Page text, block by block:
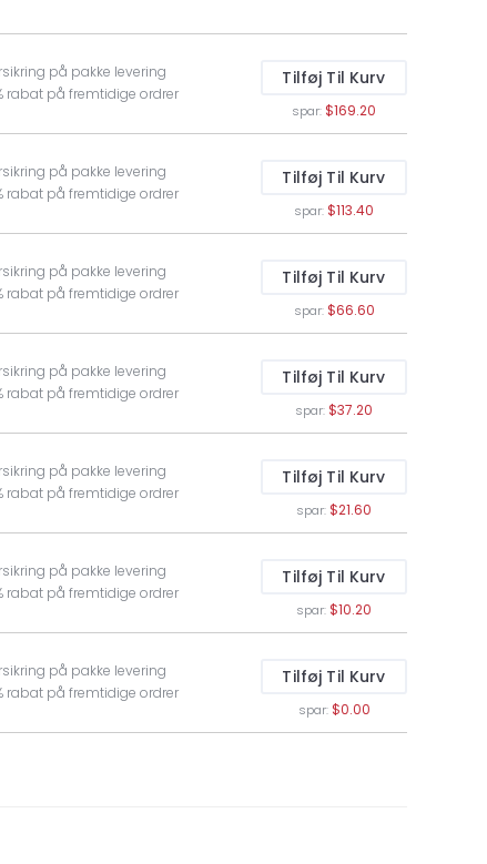
på pakke levering
rabat på fremtidige ordrer
Tilføj Til Kurv
spar:$169.20
på pakke levering
rabat på fremtidige ordrer
Tilføj Til Kurv
spar:$113.40
på pakke levering
rabat på fremtidige ordrer
Tilføj Til Kurv
spar:$66.60
på pakke levering
rabat på fremtidige ordrer
Tilføj Til Kurv
spar:$37.20
på pakke levering
rabat på fremtidige ordrer
Tilføj Til Kurv
spar:$21.60
på pakke levering
rabat på fremtidige ordrer
Tilføj Til Kurv
spar:$10.20
på pakke levering
rabat på fremtidige ordrer
Tilføj Til Kurv
spar:$0.00